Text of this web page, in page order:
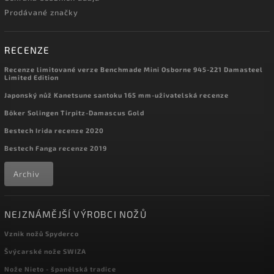
Prodávané značky
RECENZE
Recenze limitované verze Benchmade Mini Osborne 945-221 Damasteel
Limited Edition
Japonský nůž Kanetsune santoku 165 mm-uživatelská recenze
Böker Solingen Tirpitz-Damascus Gold
Bestech Irida recenze 2020
Bestech Fanga recenze 2019
Archiv
NEJZNÁMĚJŠÍ VÝROBCI NOŽŮ
Vznik nožů Spyderco
Švýcarské nože SWIZA
Nože Nieto - španělská tradice